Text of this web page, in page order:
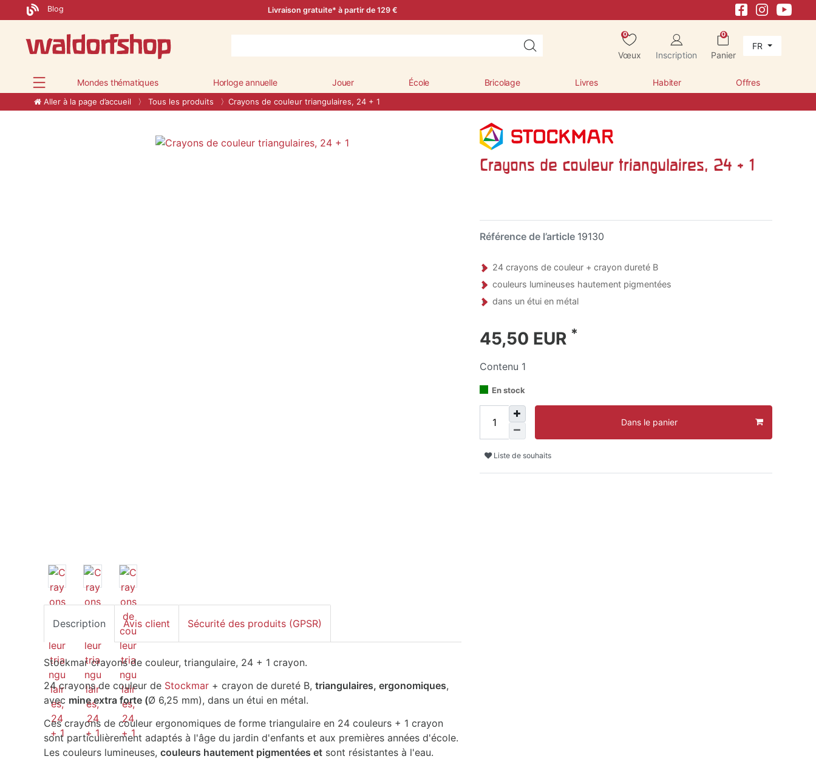
Blog Livraison gratuite* à partir de 129 €
0
Vœux Inscription
0
Panier
FR
Mondes thématiques Horloge annuelle Jouer École Bricolage Livres Habiter Offres
Aller à la page d’accueil Tous les produits Crayons de couleur triangulaires, 24 + 1
Crayons de couleur triangulaires, 24 + 1
Référence de l’article 19130
24 crayons de couleur + crayon dureté B
couleurs lumineuses hautement pigmentées
dans un étui en métal
45,50 EUR *
Contenu 1
En stock
Dans le panier
Liste de souhaits
Description Avis client Sécurité des produits (GPSR)
Stockmar crayons de couleur, triangulaire, 24 + 1 crayon.
24 crayons de couleur de Stockmar + crayon de dureté B, triangulaires, ergonomiques,
avec mine extra forte (Ø 6,25 mm), dans un étui en métal.
Ces crayons de couleur ergonomiques de forme triangulaire en 24 couleurs + 1 crayon
sont particulièrement adaptés à l'âge du jardin d'enfants et aux premières années d'école.
Les couleurs lumineuses, couleurs hautement pigmentées et sont résistantes à l'eau.